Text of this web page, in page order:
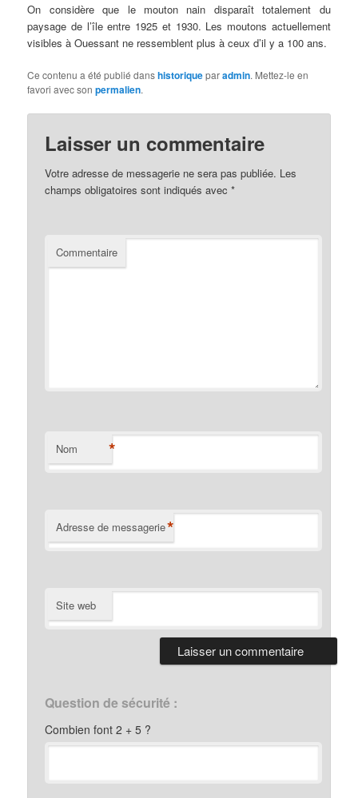
On considère que le mouton nain disparaît totalement du
paysage de l’île entre 1925 et 1930. Les moutons actuellement
visibles à Ouessant ne ressemblent plus à ceux d’il y a 100 ans.
Ce contenu a été publié danshistoriqueparadmin. Mettez-le en
favori avec sonpermalien.
Laisser un commentaire
Votre adresse de messagerie ne sera pas publiée. Les
champs obligatoires sont indiqués avec*
Commentaire
Nom *
Adresse de messagerie*
Site web
Question de sécurité :
Combien font 2 + 5 ?